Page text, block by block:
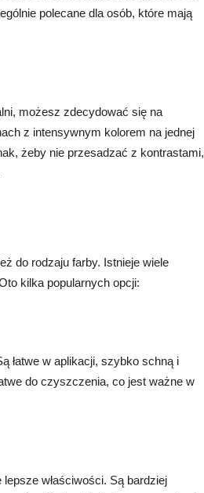
polecane dla osób, które mają
możesz zdecydować się na
z intensywnym kolorem na jednej
żeby nie przesadzać z kontrastami,
do rodzaju farby. Istnieje wiele
kilka popularnych opcji:
łatwe w aplikacji, szybko schną i
do czyszczenia, co jest ważne w
właściwości. Są bardziej